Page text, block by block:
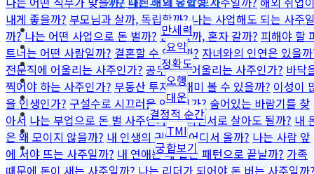
내게 좋을까? 부모님과 살까, 독립할까?나는 사업해도 되는 사주
까? 나는 어떤 사업으로 돈 벌까? 동업할까, 혼자 갈까? 피해야 할
트너는 어떤 사람일까? 결혼할 수 있을까? 자녀와의 인연은 있을
전문직에 어울리는 사주인가? 공무원에 어울리는 사주인가? 바닥
찍어야 하는 사주인가? 부동산 투자로 재미 볼 수 있을까? 이성이
을 인생인가? 구설수로 시끄러울 인생인가? 숨어있는 바람기를 찾
아서 나는 부업으로 돈 벌 사주인가?프리랜서로 살아도 될까? 내
은 왜 모이지 않을까? 내 인생의 귀인은 어디서 올까? 나는 사람 앞
에 서야 뜨는 사주일까? 내 연애는 왜 같은 패턴으로 끝날까? 가족
때문에 돈이 새는 사주일까?나는 리더가 되어야 돈 버는 사주일까
만세력
요약
정확도
오행
대운
결정적 순간
TMI
궁합보기